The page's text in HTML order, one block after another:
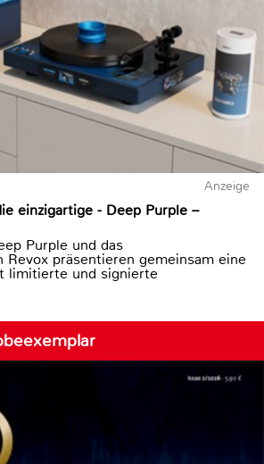
Anzeige
einzigartige - Deep Purple –
Purple und das
Revox präsentieren gemeinsam eine
limitierte und signierte